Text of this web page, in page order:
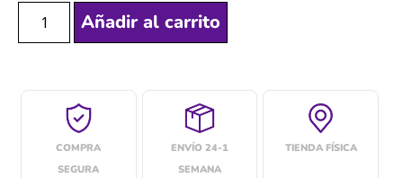
Añadir al carrito
COMPRA
SEGURA
ENVÍO 24-1
SEMANA
TIENDA FÍSICA